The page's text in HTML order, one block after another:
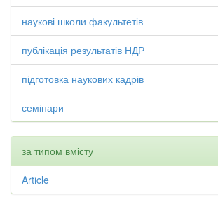
наукові школи факультетів
публікація результатів НДР
підготовка наукових кадрів
семінари
за типом вмісту
Article